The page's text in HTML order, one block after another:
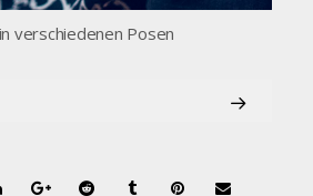
verschiedenen Posen